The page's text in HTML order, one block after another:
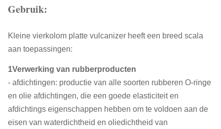
Gebruik:
Kleine vierkolom platte vulcanizer heeft een breed scala
aan toepassingen:
1Verwerking van rubberproducten
- afdichtingen: productie van alle soorten rubberen O-ringe
en olie afdichtingen, die een goede elasticiteit en
afdichtings eigenschappen hebben om te voldoen aan de
eisen van waterdichtheid en oliedichtheid van